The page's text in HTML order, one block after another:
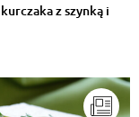
z szynką i